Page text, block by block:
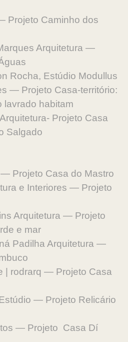
Projeto Caminho dos
Arquitetura —
Rocha, Estúdio Modullus
— Projeto Casa-território:
lavrado habitam
Projeto Casa
Salgado
Projeto Casa do Mastro
e Interiores — Projeto
Arquitetura — Projeto
e mar
Padilha Arquitetura —
| rodrarq — Projeto Casa
— Projeto Relicário
— Projeto Casa Dí